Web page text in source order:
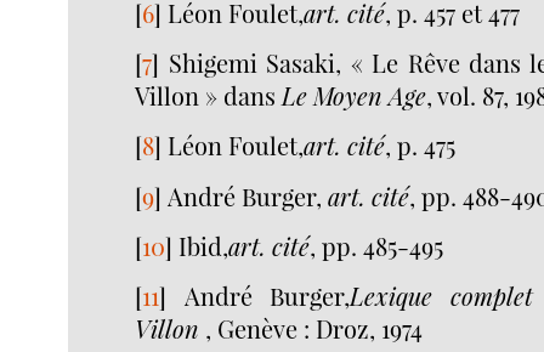
[6] Léon Foulet,art. cité, p. 457 et 477
[7] Shigemi Sasaki, « Le Rêve dans
Villon » dans Le Moyen Age, vol. 87,
[8] Léon Foulet,art. cité, p. 475
[9] André Burger,art. cité, pp. 488-
[10] Ibid,art. cité, pp. 485-495
[11] André Burger,Lexique
Villon , Genève : Droz, 1974